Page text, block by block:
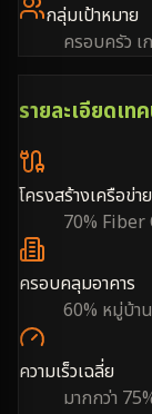
กลุ่มเป้าหมาย
ครอบครัว
รายละเอียดเท
โครงสร้างเครือข่าย
70%
ครอบคลุมอาคาร
60% หมู่บ้า
ความเร็วเฉลี่ย
มากกว่า